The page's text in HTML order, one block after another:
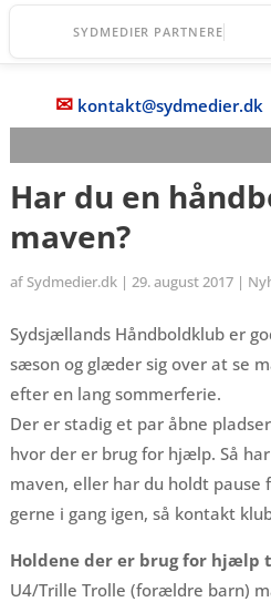
SYDMEDIER PARTNERE
✉ kontakt@sydmedier.dk
Har du en
maven?
af Sydmedier.dk| 29. august 2017|
Sydsjællands Håndboldklub er
sæson og glæder sig over at se
efter en lang sommerferie.
Der er stadig et par åbne
hvor der er brug for hjælp. Så
maven, eller har du holdt
gerne i gang igen, så kontakt
Holdene der er brug for hjælp
U4/Trille Trolle (forældre barn)